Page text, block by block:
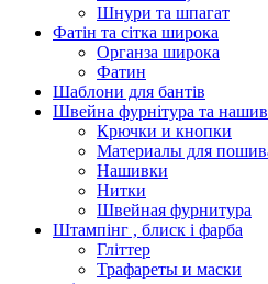
Шнури та шпагат
Фатін та сітка широка
Органза широка
Фатин
Шаблони для бантів
Швейна фурнітура та
Крючки и кнопки
Материалы для
Нашивки
Нитки
Швейная фурнитура
Штампінг , блиск і фарба
Гліттер
Трафареты и маски